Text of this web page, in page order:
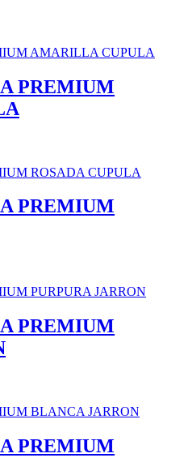
PREMIUM
PREMIUM
PREMIUM
PREMIUM